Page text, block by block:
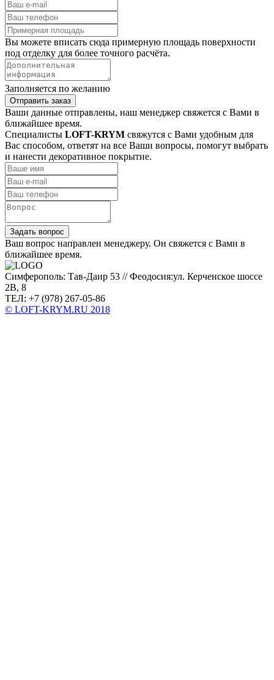
Вы можете вписать сюда примерную площадь поверхности
под отделку для более точного расчёта.
Заполняется по желанию
Отправить заказ
Ваши данные отправлены, наш менеджер свяжется с Вами в
ближайшее время.
Специалисты LOFT-KRYM свяжутся с Вами удобным для
Вас способом, ответят на все Ваши вопросы, помогут выбрать
и нанести декоративное покрытие.
Задать вопрос
Ваш вопрос направлен менеджеру. Он свяжется с Вами в
ближайшее время.
Симферополь: Тав-Даир 53 // Феодосия:ул. Керченское шоссе
2В, 8
ТЕЛ: +7 (978) 267-05-86
© LOFT-KRYM.RU 2018